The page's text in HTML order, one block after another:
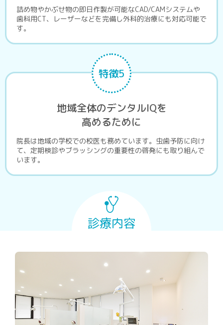
詰め物やかぶせ物の即日作製が可能なCAD/CAMシステムや
歯科用CT、レーザーなどを完備し外科的治療にも対応可能で
す。
特徴5
地域全体のデンタルIQを
高めるために
院長は地域の学校での校医も務めています。虫歯予防に向け
て、定期検診やブラッシングの重要性の啓発にも取り組んで
います。
診療内容